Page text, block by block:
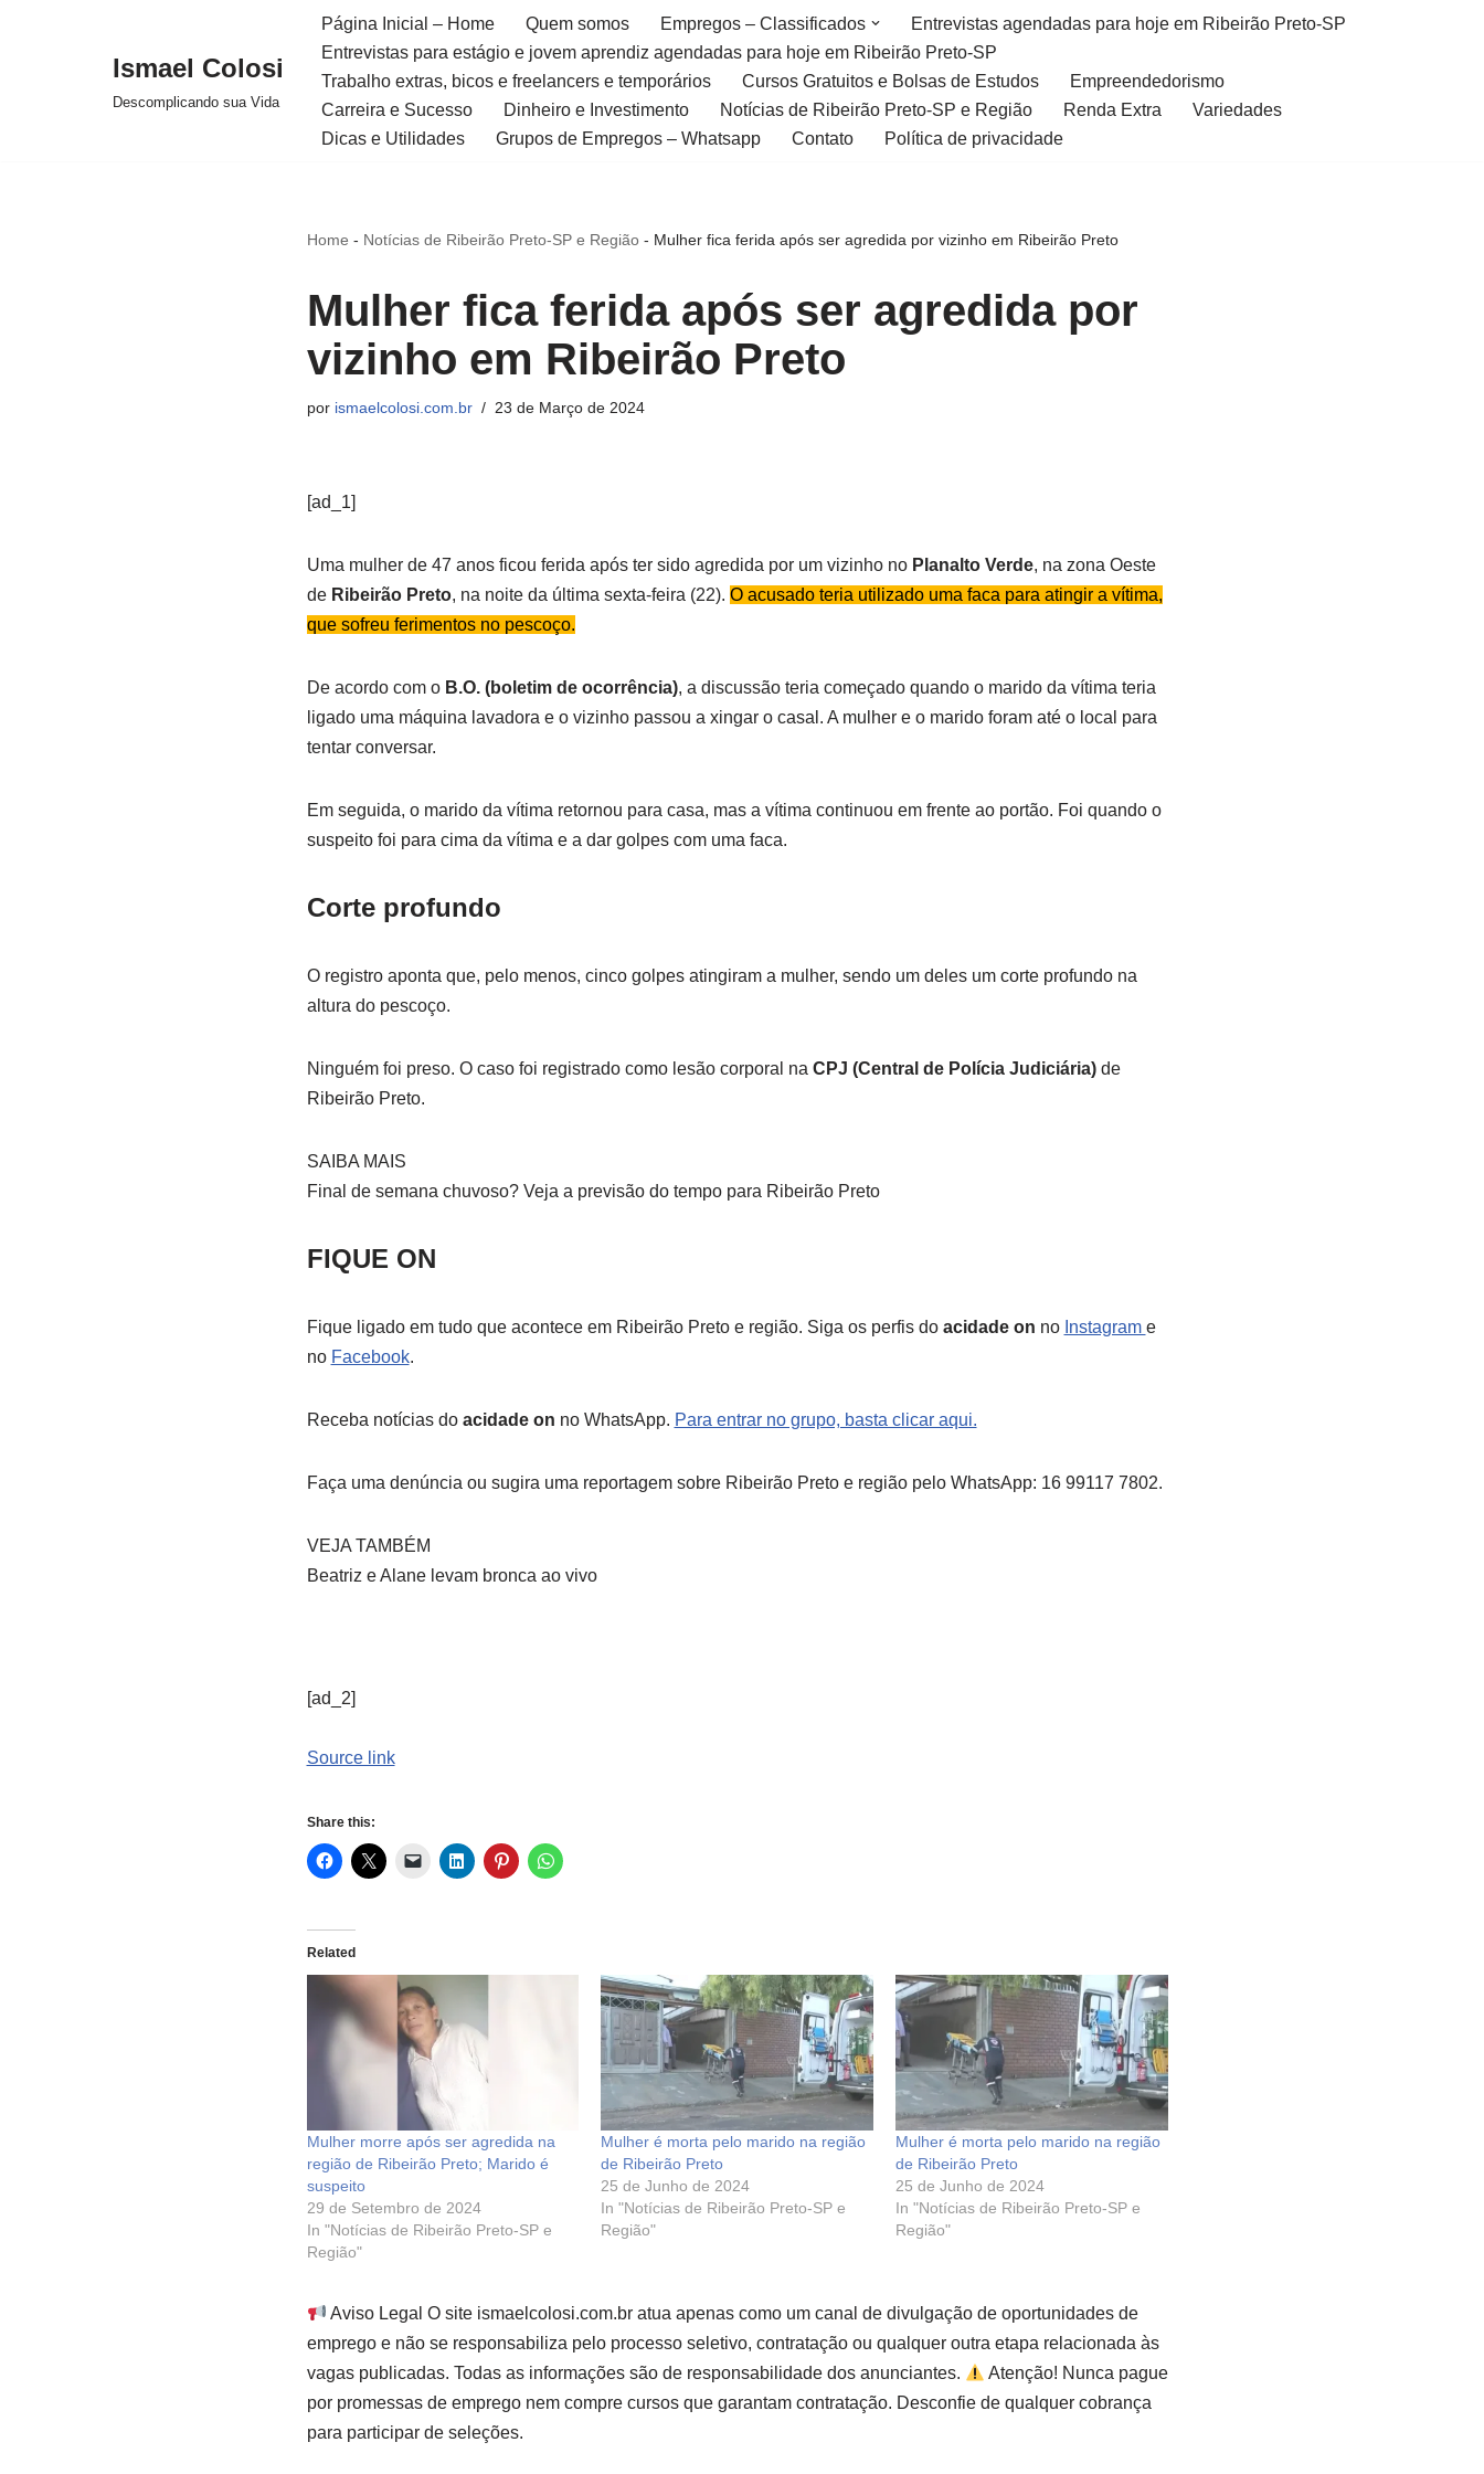
Ismael Colosi
Descomplicando sua Vida
Página Inicial – Home Quem somos Empregos – Classificados
Entrevistas agendadas para hoje em Ribeirão Preto-SP
Entrevistas para estágio e jovem aprendiz agendadas para hoje em Ribeirão Preto-SP
Trabalho extras, bicos e freelancers e temporários
Cursos Gratuitos e Bolsas de Estudos
Empreendedorismo
Carreira e Sucesso
Dinheiro e Investimento Notícias de Ribeirão Preto-SP e Região Renda Extra
Variedades
Dicas e Utilidades
Grupos de Empregos – Whatsapp Contato Política de privacidade
Home - Notícias de Ribeirão Preto-SP e Região- Mulher fica ferida após ser agredida por vizinho em Ribeirão Preto
Mulher fica ferida após ser agredida por
vizinho em Ribeirão Preto
por ismaelcolosi.com.br 23 de Março de 2024
[ad_1]
Uma mulher de 47 anos ficou ferida após ter sido agredida por um vizinho no Planalto Verde, na zona Oeste
deRibeirão Preto, na noite da última sexta-feira (22). O acusado teria utilizado uma faca para atingir a vítima,
que sofreu ferimentos no pescoço.
De acordo com oB.O. (boletim de ocorrência), a discussão teria começado quando o marido da vítima teria
ligado uma máquina lavadora e o vizinho passou a xingar o casal. A mulher e o marido foram até o local para
tentar conversar.
Em seguida, o marido da vítima retornou para casa, mas a vítima continuou em frente ao portão. Foi quando o
suspeito foi para cima da vítima e a dar golpes com uma faca.
Corte profundo
O registro aponta que, pelo menos, cinco golpes atingiram a mulher, sendo um deles um corte profundo na
altura do pescoço.
Ninguém foi preso. O caso foi registrado como lesão corporal na CPJ (Central de Polícia Judiciária) de
Ribeirão Preto.
SAIBA MAIS
Final de semana chuvoso? Veja a previsão do tempo para Ribeirão Preto
FIQUE ON
Fique ligado em tudo que acontece em Ribeirão Preto e região. Siga os perfis do acidade on no Instagram e
no Facebook.
Receba notícias do acidade on no WhatsApp. Para entrar no grupo, basta clicar aqui.
Faça uma denúncia ou sugira uma reportagem sobre Ribeirão Preto e região pelo WhatsApp: 16 99117 7802.
VEJA TAMBÉM
Beatriz e Alane levam bronca ao vivo
[ad_2]
Source link
Share this:
Related
Mulher morre após ser agredida na
região de Ribeirão Preto; Marido é
suspeito
29 de Setembro de 2024
In "Notícias de Ribeirão Preto-SP e
Região"
Mulher é morta pelo marido na região
de Ribeirão Preto
25 de Junho de 2024
In "Notícias de Ribeirão Preto-SP e
Região"
Mulher é morta pelo marido na região
de Ribeirão Preto
25 de Junho de 2024
In "Notícias de Ribeirão Preto-SP e
Região"
Aviso Legal O site ismaelcolosi.com.br atua apenas como um canal de divulgação de oportunidades de
emprego e não se responsabiliza pelo processo seletivo, contratação ou qualquer outra etapa relacionada às
vagas publicadas. Todas as informações são de responsabilidade dos anunciantes.
Atenção! Nunca pague
por promessas de emprego nem compre cursos que garantam contratação. Desconfie de qualquer cobrança
para participar de seleções.